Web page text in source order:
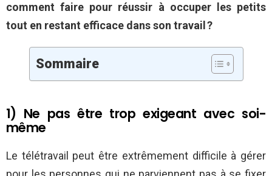
comment faire pour réussir à occuper les petits
tout en restant efficace dans son travail ?
Sommaire
1) Ne pas être trop exigeant avec soi-
même
Le télétravail peut être extrêmement difficile à gérer